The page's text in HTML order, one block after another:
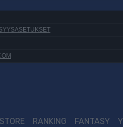
STORE RANKING FANTASY